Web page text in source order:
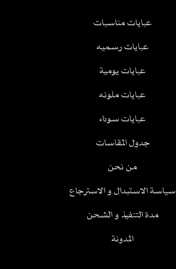
عبايات مناسبات
عبايات رسميه
عبايات يومية
عبايات ملونه
عبايات سوداء
جدول المقاسات
من نحن
سياسة الاستبدال و الاسترجاع
مدة التنفيذ و الشحن
المدونة